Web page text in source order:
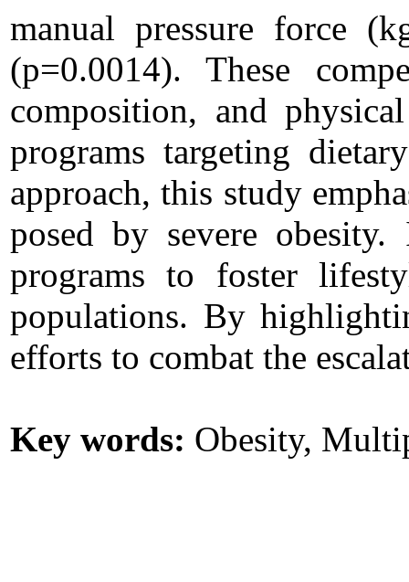
manual pressure force
(p=0.0014). These
composition, and
programs targeting
approach, this study
posed by severe
programs to foster
populations. By
efforts to combat the
Key words: Obesity,